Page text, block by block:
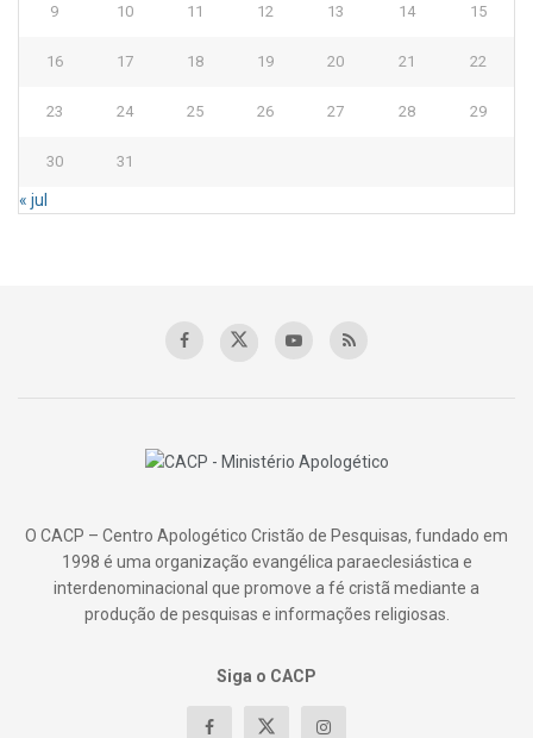
9 10 11 12 13 14 15
16 17 18 19 20 21 22
23 24 25 26 27 28 29
30 31
« jul
O CACP – Centro Apologético Cristão de Pesquisas, fundado em
1998 é uma organização evangélica paraeclesiástica e
interdenominacional que promove a fé cristã mediante a
produção de pesquisas e informações religiosas.
Siga o CACP